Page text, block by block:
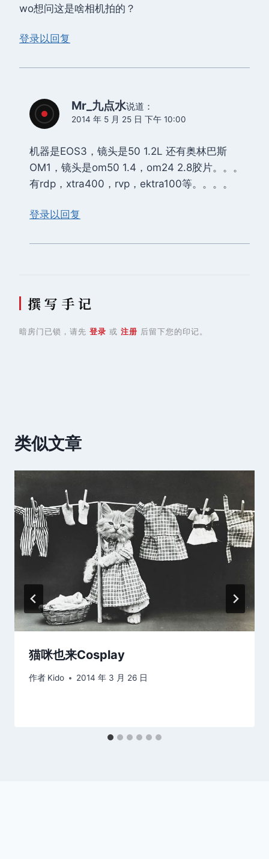
wo想问这是啥相机拍的？
登录以回复
Mr_九点水说道：
2014 年 5 月 25 日 下午 10:00
机器是EOS3，镜头是50 1.2L 还有奥林巴斯
OM1，镜头是om50 1.4，om24 2.8胶片。。。
有rdp，xtra400，rvp，ektra100等。。。。
登录以回复
撰 写 手 记
暗房门已锁，请先 登录 或 注册 后留下您的印记。
类似文章
猫咪也来Cosplay
作者 Kido 2014 年 3 月 26 日